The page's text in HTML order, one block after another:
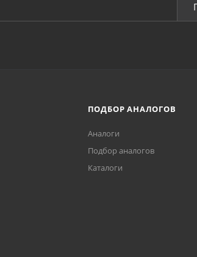
ПОДБОР АНАЛОГОВ
Аналоги
Подбор аналогов
Каталоги